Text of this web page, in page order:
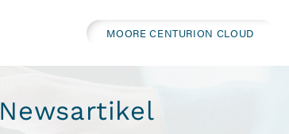
MOORE CENTURION CLOUD
Newsartikel